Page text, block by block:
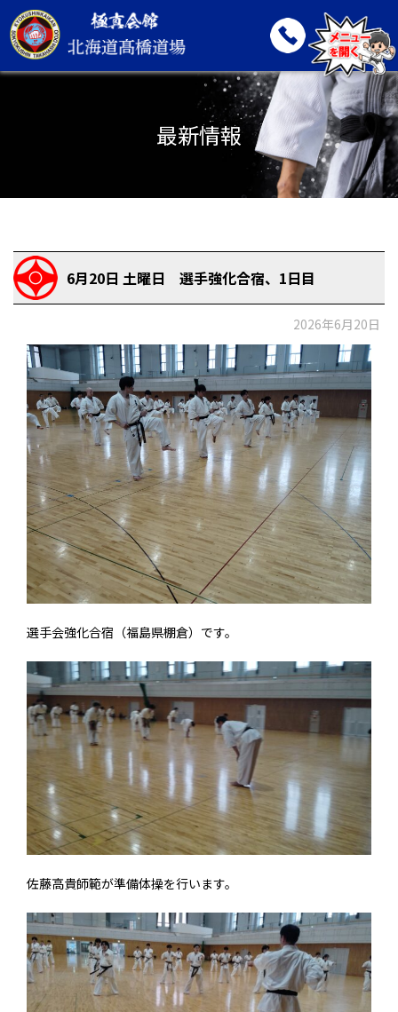
最新情報
6月20日 土曜日 選手強化合宿、1日目
2026年6月20日
選手会強化合宿（福島県棚倉）です。
佐藤高貴師範が準備体操を行います。